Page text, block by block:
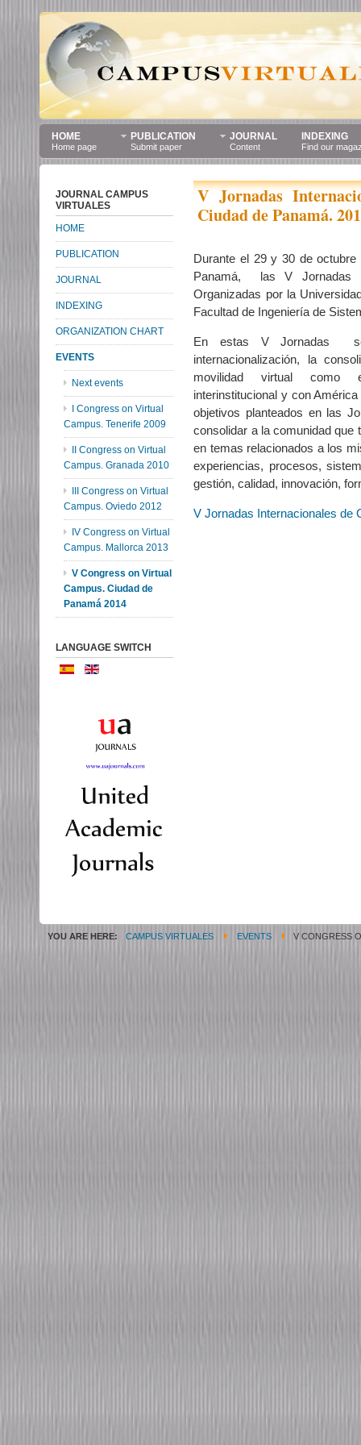
HOME
Home page
PUBLICATION
Submit paper
JOURNAL
Content
INDEXING
Find our
V Jornadas
Ciudad de Panamá.
Durante el 29 y 30 de
Panamá, las V Jornadas
Organizadas por la
Facultad de Ingeniería de
En estas V Jornadas
internacionalización, la
movilidad virtual como
interinstitucional y con
objetivos planteados en las
consolidar a la comunidad
en temas relacionados a los
experiencias, procesos,
gestión, calidad, innovación,
V Jornadas Internacionales de
JOURNAL CAMPUS
VIRTUALES
HOME
PUBLICATION
JOURNAL
INDEXING
ORGANIZATION CHART
EVENTS
Next events
I Congress on Virtual
Campus. Tenerife 2009
II Congress on Virtual
Campus. Granada 2010
III Congress on Virtual
Campus. Oviedo 2012
IV Congress on Virtual
Campus. Mallorca 2013
V Congress on Virtual
Campus. Ciudad de
Panamá 2014
LANGUAGE SWITCH
YOU ARE HERE: CAMPUS VIRTUALES EVENTS V CONGRESS